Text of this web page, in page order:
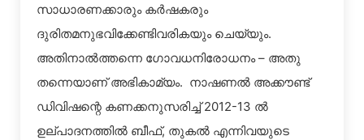
സാധാരണക്കാരും കര്‍ഷകരും
ദുരിതമനുഭവിക്കേണ്ടിവരികയും ചെയ്യും.
അതിനാല്‍ത്തന്നെ ഗോവധനിരോധനം – അതു
തന്നെയാണ് അഭികാമ്യം. നാഷണല്‍ അക്കൗണ്ട്
ഡിവിഷന്റെ കണക്കനുസരിച്ച് 2012-13 ല്‍
ഉല്പാദനത്തില്‍ ബീഫ്, തുകല്‍ എന്നിവയുടെ